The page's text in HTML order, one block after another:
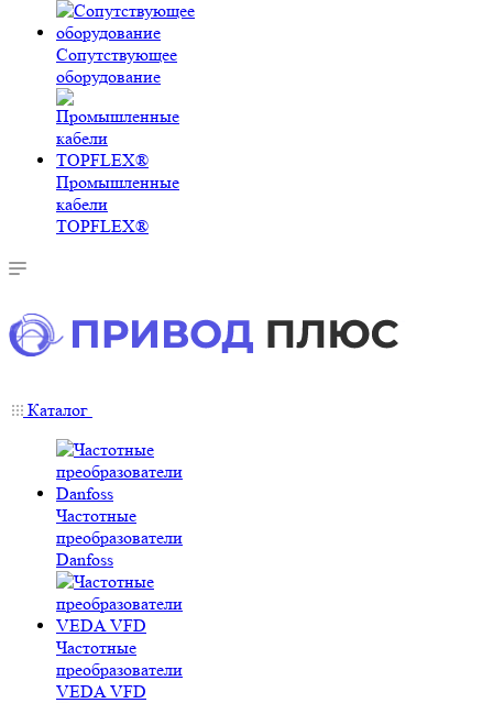
Сопутствующее
оборудование
Промышленные
кабели
TOPFLEX®
Каталог
Частотные
преобразователи
Danfoss
Частотные
преобразователи
VEDA VFD